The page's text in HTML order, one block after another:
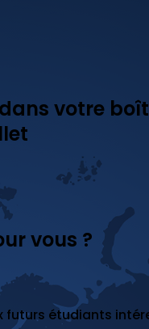
votre
vous ?
futurs étudiants